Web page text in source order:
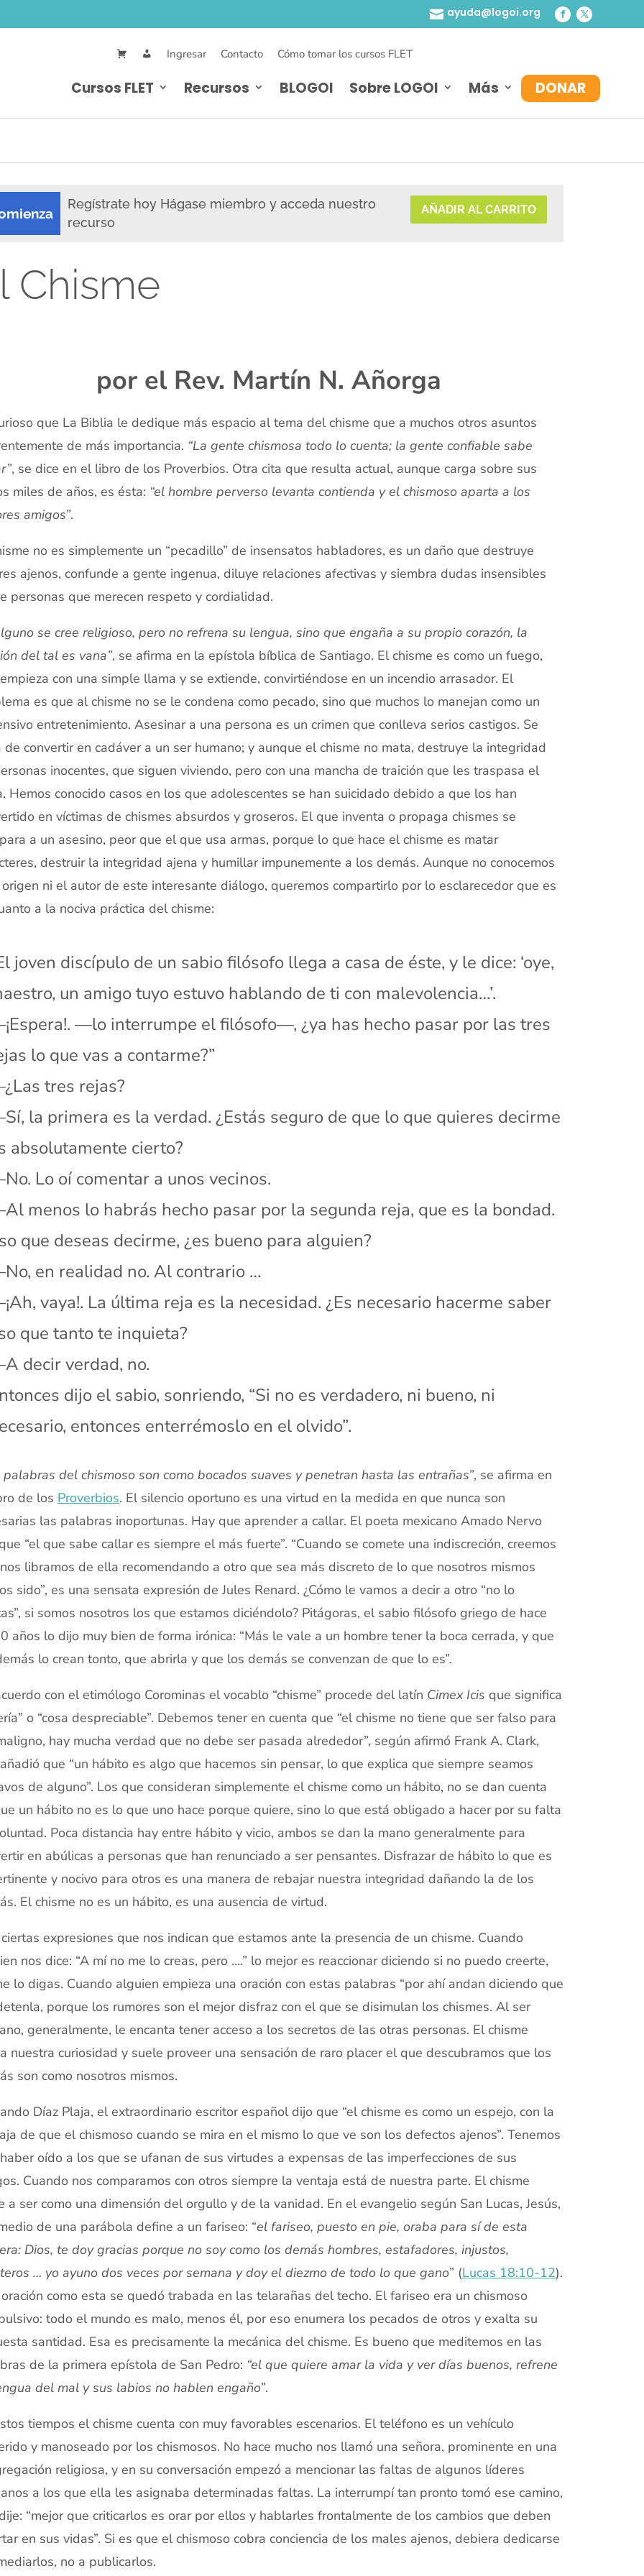
 ayuda@logoi.org
Ingresar Contacto Cómo tomar los cursos FLET
Cursos FLET Recursos BLOGOI Sobre LOGOI Más DONAR
Regístrate hoy Hágase miembro y acceda nuestro
recurso
AÑADIR AL CARRITO
Chisme
por el Rev. Martín N. Añorga
que La Biblia le dedique más espacio al tema del chisme que a muchos otros asuntos
de más importancia. “La gente chismosa todo lo cuenta; la gente confiable sabe
, se dice en el libro de los Proverbios. Otra cita que resulta actual, aunque carga sobre sus
miles de años, es ésta: “el hombre perverso levanta contienda y el chismoso aparta a los
amigos”.
no es simplemente un “pecadillo” de insensatos habladores, es un daño que destruye
ajenos, confunde a gente ingenua, diluye relaciones afectivas y siembra dudas insensibles
personas que merecen respeto y cordialidad.
se cree religioso, pero no refrena su lengua, sino que engaña a su propio corazón, la
del tal es vana”, se afirma en la epístola bíblica de Santiago. El chisme es como un fuego,
con una simple llama y se extiende, convirtiéndose en un incendio arrasador. El
es que al chisme no se le condena como pecado, sino que muchos lo manejan como un
entretenimiento. Asesinar a una persona es un crimen que conlleva serios castigos. Se
de convertir en cadáver a un ser humano; y aunque el chisme no mata, destruye la integridad
inocentes, que siguen viviendo, pero con una mancha de traición que les traspasa el
Hemos conocido casos en los que adolescentes se han suicidado debido a que los han
en víctimas de chismes absurdos y groseros. El que inventa o propaga chismes se
a un asesino, peor que el que usa armas, porque lo que hace el chisme es matar
destruir la integridad ajena y humillar impunemente a los demás. Aunque no conocemos
ni el autor de este interesante diálogo, queremos compartirlo por lo esclarecedor que es
a la nociva práctica del chisme:
joven discípulo de un sabio filósofo llega a casa de éste, y le dice: ‘oye,
un amigo tuyo estuvo hablando de ti con malevolencia…’.
—lo interrumpe el filósofo—, ¿ya has hecho pasar por las tres
lo que vas a contarme?”
tres rejas?
la primera es la verdad. ¿Estás seguro de que lo que quieres decirme
absolutamente cierto?
Lo oí comentar a unos vecinos.
menos lo habrás hecho pasar por la segunda reja, que es la bondad.
que deseas decirme, ¿es bueno para alguien?
en realidad no. Al contrario …
vaya!. La última reja es la necesidad. ¿Es necesario hacerme saber
que tanto te inquieta?
decir verdad, no.
dijo el sabio, sonriendo, “Si no es verdadero, ni bueno, ni
entonces enterrémoslo en el olvido”.
palabras del chismoso son como bocados suaves y penetran hasta las entrañas”, se afirma en
de los Proverbios. El silencio oportuno es una virtud en la medida en que nunca son
las palabras inoportunas. Hay que aprender a callar. El poeta mexicano Amado Nervo
“el que sabe callar es siempre el más fuerte”. “Cuando se comete una indiscreción, creemos
libramos de ella recomendando a otro que sea más discreto de lo que nosotros mismos
sido”, es una sensata expresión de Jules Renard. ¿Cómo le vamos a decir a otro “no lo
si somos nosotros los que estamos diciéndolo? Pitágoras, el sabio filósofo griego de hace
años lo dijo muy bien de forma irónica: “Más le vale a un hombre tener la boca cerrada, y que
lo crean tonto, que abrirla y que los demás se convenzan de que lo es”.
con el etimólogo Corominas el vocablo “chisme” procede del latín Cimex Icis que significa
o “cosa despreciable”. Debemos tener en cuenta que “el chisme no tiene que ser falso para
hay mucha verdad que no debe ser pasada alrededor”, según afirmó Frank A. Clark,
que “un hábito es algo que hacemos sin pensar, lo que explica que siempre seamos
de alguno”. Los que consideran simplemente el chisme como un hábito, no se dan cuenta
un hábito no es lo que uno hace porque quiere, sino lo que está obligado a hacer por su falta
Poca distancia hay entre hábito y vicio, ambos se dan la mano generalmente para
en abúlicas a personas que han renunciado a ser pensantes. Disfrazar de hábito lo que es
y nocivo para otros es una manera de rebajar nuestra integridad dañando la de los
El chisme no es un hábito, es una ausencia de virtud.
expresiones que nos indican que estamos ante la presencia de un chisme. Cuando
nos dice: “A mí no me lo creas, pero ….” lo mejor es reaccionar diciendo si no puedo creerte,
lo digas. Cuando alguien empieza una oración con estas palabras “por ahí andan diciendo que
porque los rumores son el mejor disfraz con el que se disimulan los chismes. Al ser
generalmente, le encanta tener acceso a los secretos de las otras personas. El chisme
nuestra curiosidad y suele proveer una sensación de raro placer el que descubramos que los
son como nosotros mismos.
Díaz Plaja, el extraordinario escritor español dijo que “el chisme es como un espejo, con la
de que el chismoso cuando se mira en el mismo lo que ve son los defectos ajenos”. Tenemos
oído a los que se ufanan de sus virtudes a expensas de las imperfecciones de sus
Cuando nos comparamos con otros siempre la ventaja está de nuestra parte. El chisme
a ser como una dimensión del orgullo y de la vanidad. En el evangelio según San Lucas, Jesús,
de una parábola define a un fariseo: “el fariseo, puesto en pie, oraba para sí de esta
Dios, te doy gracias porque no soy como los demás hombres, estafadores, injustos,
… yo ayuno dos veces por semana y doy el diezmo de todo lo que gano” (Lucas 18:10-12).
como esta se quedó trabada en las telarañas del techo. El fariseo era un chismoso
todo el mundo es malo, menos él, por eso enumera los pecados de otros y exalta su
santidad. Esa es precisamente la mecánica del chisme. Es bueno que meditemos en las
de la primera epístola de San Pedro: “el que quiere amar la vida y ver días buenos, refrene
del mal y sus labios no hablen engaño”.
tiempos el chisme cuenta con muy favorables escenarios. El teléfono es un vehículo
y manoseado por los chismosos. No hace mucho nos llamó una señora, prominente en una
religiosa, y en su conversación empezó a mencionar las faltas de algunos líderes
a los que ella les asignaba determinadas faltas. La interrumpí tan pronto tomó ese camino,
“mejor que criticarlos es orar por ellos y hablarles frontalmente de los cambios que deben
en sus vidas”. Si es que el chismoso cobra conciencia de los males ajenos, debiera dedicarse
no a publicarlos.